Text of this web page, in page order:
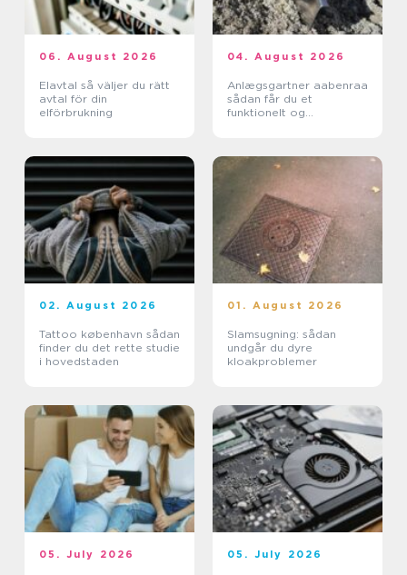
06. August 2026
Elavtal så väljer du rätt
avtal för din
elförbrukning
04. August 2026
Anlægsgartner aabenraa
sådan får du et
funktionelt og
02. August 2026
Tattoo københavn sådan
finder du det rette studie
i hovedstaden
01. August 2026
Slamsugning: sådan
undgår du dyre
kloakproblemer
05. July 2026 05. July 2026